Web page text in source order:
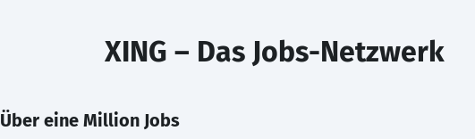
XING – Das Jobs-Netzwerk
Über eine Million Jobs